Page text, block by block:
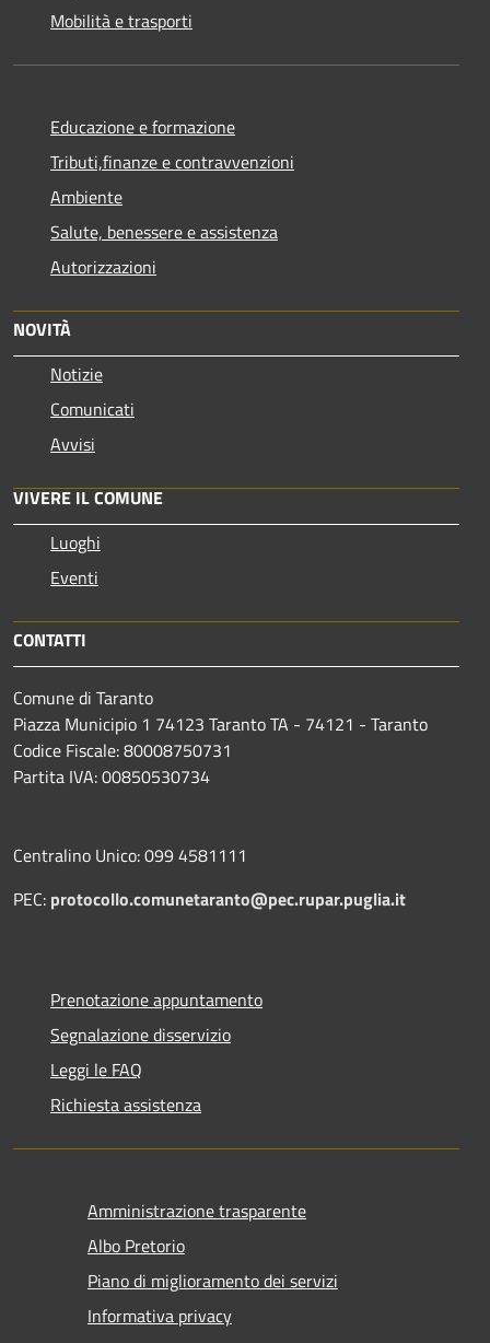
Mobilità e trasporti
Educazione e formazione
Tributi,finanze e contravvenzioni
Ambiente
Salute, benessere e assistenza
Autorizzazioni
NOVITÀ
Notizie
Comunicati
Avvisi
VIVERE IL COMUNE
Luoghi
Eventi
CONTATTI
Comune di Taranto
Piazza Municipio 1 74123 Taranto TA - 74121 - Taranto
Codice Fiscale: 80008750731
Partita IVA: 00850530734
Centralino Unico: 099 4581111
PEC: protocollo.comunetaranto@pec.rupar.puglia.it
Prenotazione appuntamento
Segnalazione disservizio
Leggi le FAQ
Richiesta assistenza
Amministrazione trasparente
Albo Pretorio
Piano di miglioramento dei servizi
Informativa privacy